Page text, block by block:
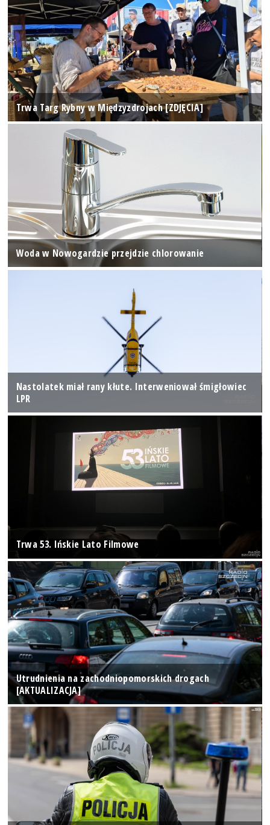
Trwa Targ Rybny w Międzyzdrojach [ZDJĘCIA]
Woda w Nowogardzie przejdzie chlorowanie
Nastolatek miał rany kłute. Interweniował śmigłowiec
LPR
Trwa 53. Ińskie Lato Filmowe
Utrudnienia na zachodniopomorskich drogach
[AKTUALIZACJA]